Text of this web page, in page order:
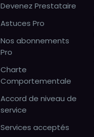
Devenez Prestataire
Astuces Pro
Nos abonnements
Pro
Charte
Comportementale
Accord de niveau de
service
Services acceptés